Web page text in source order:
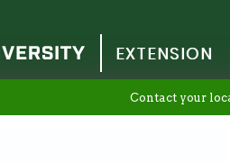
EXTENSION
Contact your